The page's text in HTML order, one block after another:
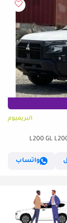
البريميوم
واتساب